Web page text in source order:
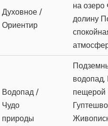
Духовное /
Ориентир
на
долину
Водопад /
Чудо
природы
пещерой